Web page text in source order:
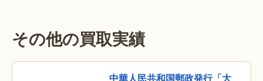
その他の買取実績
中華人民共和国郵政発行「大